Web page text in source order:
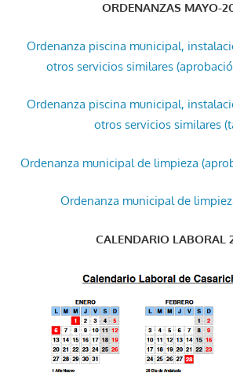
ORDENANZAS MAYO-
Ordenanza piscina municipal,
otros servicios similares
Ordenanza piscina municipal,
otros servicios similares
Ordenanza municipal de limpieza
Ordenanza municipal de
CALENDARIO LABORAL